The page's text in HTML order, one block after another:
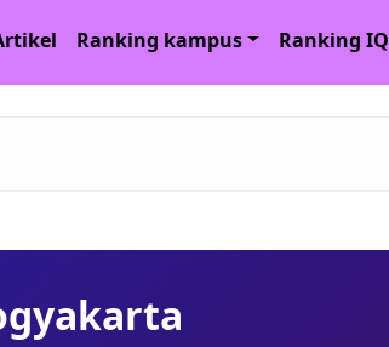
Ranking kampus Ranking IQ